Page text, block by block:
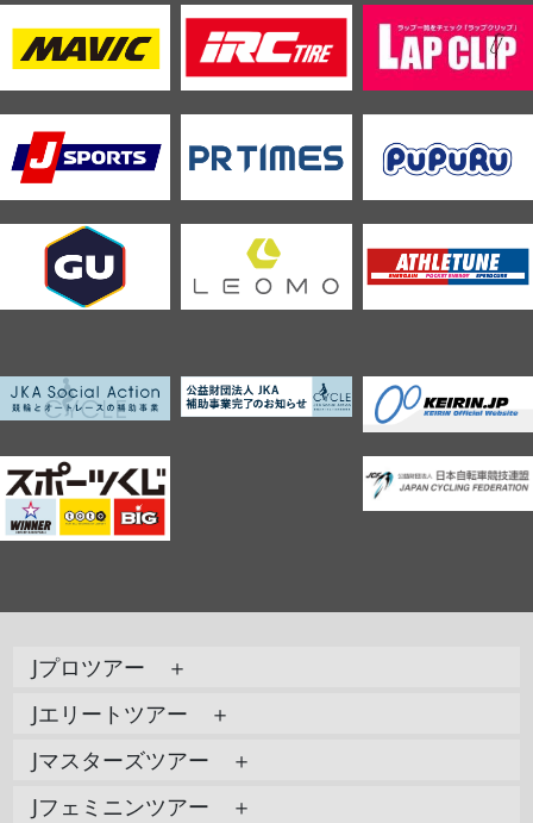
Jプロツアー ＋
Jエリートツアー ＋
Jマスターズツアー ＋
Jフェミニンツアー ＋